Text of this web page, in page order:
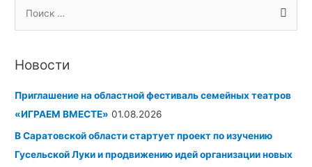
с
к
Новости
Приглашение на областной фестиваль семейных театров
«ИГРАЕМ ВМЕСТЕ» 01.08.2026
В Саратовской области стартует проект по изучению
Гусельской Луки и продвижению идей организации новых
и
ы
р
к
и